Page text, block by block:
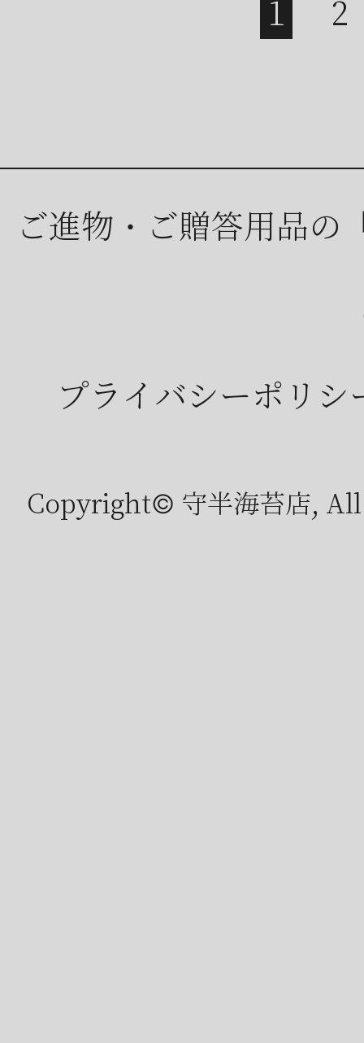
ご進物・ご贈答用品の
プライバシーポリシ
Copyright© 守半海苔店,